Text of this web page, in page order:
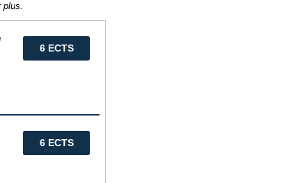
plus.
6 ECTS
6 ECTS